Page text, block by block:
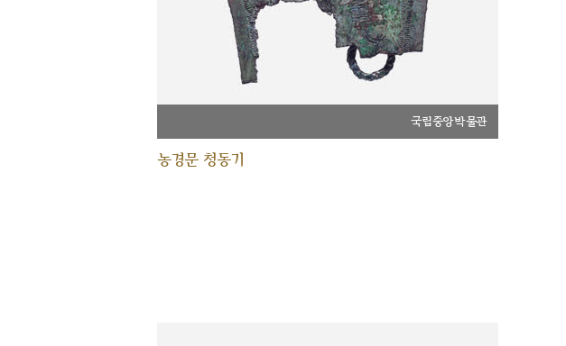
국립중앙박물관
농경문 청동기